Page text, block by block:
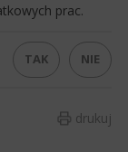
prac.​
TAK NIE
drukuj